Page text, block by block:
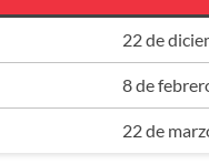
22 de
8 de
22 de